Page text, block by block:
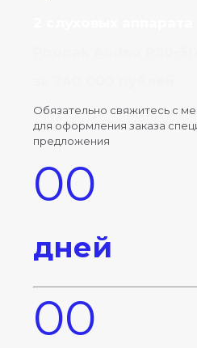
Обязательно свяжитесь с
для оформления заказа
предложения
00
дней
00